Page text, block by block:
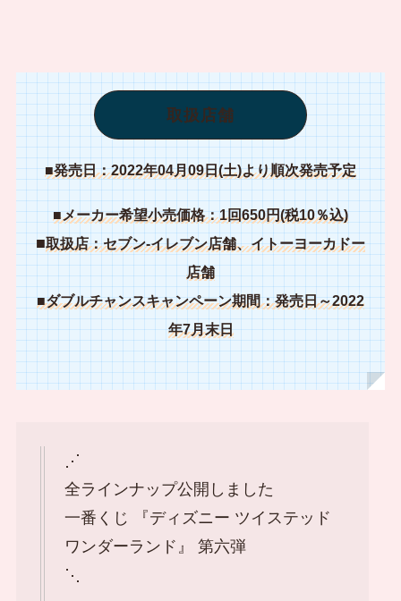
取扱店舗
■発売日：2022年04月09日(土)より順次発売予定
■メーカー希望小売価格：1回650円(税10％込)
■取扱店：セブン‐イレブン店舗、イトーヨーカドー
店舗
■ダブルチャンスキャンペーン期間：発売日～2022
年7月末日
⋰
全ラインナップ公開しました
一番くじ 『ディズニー ツイステッド
ワンダーランド』 第六弾
⋱